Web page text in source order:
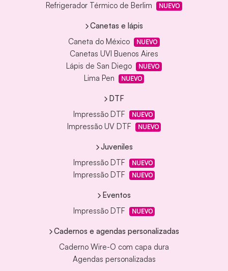
Refrigerador Térmico de Berlim NUEVO
Canetas e lápis
Caneta do México
NUEVO
Canetas UVI Buenos Aires
Lápis de San Diego
NUEVO
Lima Pen NUEVO
DTF
Impressão DTF
NUEVO
Impressão UV DTF NUEVO
Juveniles
Impressão DTF
NUEVO
Impressão DTF NUEVO
Eventos
Impressão DTF
NUEVO
Cadernos e agendas personalizadas
Caderno Wire-O com capa dura
Agendas personalizadas